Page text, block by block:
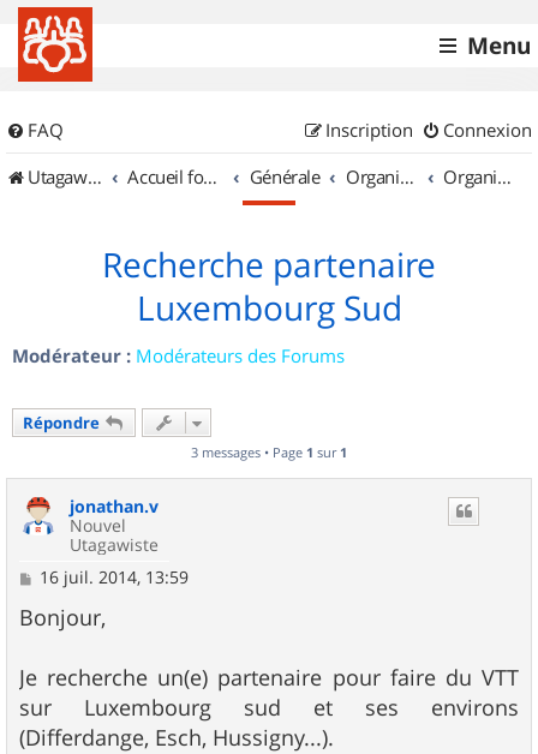
Menu
FAQ Connexion
Inscription
UtagawaVTT (Randos VTT et VTTAE avec traces GPS)
Accueil forum Générale Organisation de sorties & Recherche de partenaires Organisation de sorties au Luxembourg
Recherche partenaire
Luxembourg Sud
Modérateur : Modérateurs des Forums
Répondre
3 messages • Page 1 sur 1
jonathan.v
Nouvel
Utagawiste
M
s
s
g
e
16 juil. 2014, 13:59
Bonjour,
Je recherche un(e) partenaire pour faire du VTT
sur Luxembourg sud et ses environs
(Differdange, Esch, Hussigny...).